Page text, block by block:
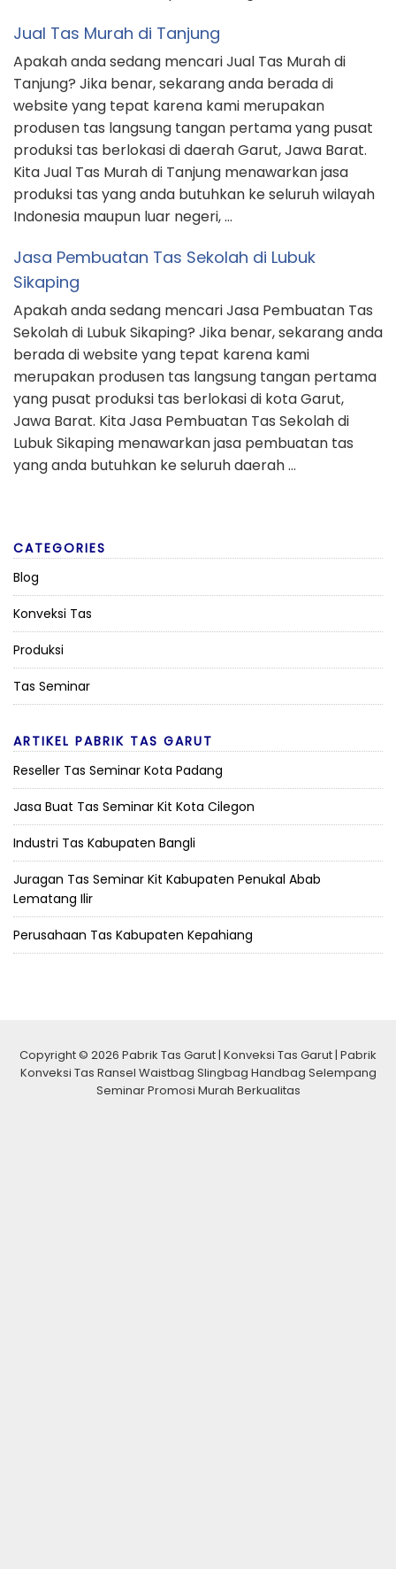
Jual Tas Murah di Tanjung
Apakah anda sedang mencari Jual Tas Murah di
Tanjung? Jika benar, sekarang anda berada di
website yang tepat karena kami merupakan
produsen tas langsung tangan pertama yang pusat
produksi tas berlokasi di daerah Garut, Jawa Barat.
Kita Jual Tas Murah di Tanjung menawarkan jasa
produksi tas yang anda butuhkan ke seluruh wilayah
Indonesia maupun luar negeri, …
Jasa Pembuatan Tas Sekolah di Lubuk
Sikaping
Apakah anda sedang mencari Jasa Pembuatan Tas
Sekolah di Lubuk Sikaping? Jika benar, sekarang anda
berada di website yang tepat karena kami
merupakan produsen tas langsung tangan pertama
yang pusat produksi tas berlokasi di kota Garut,
Jawa Barat. Kita Jasa Pembuatan Tas Sekolah di
Lubuk Sikaping menawarkan jasa pembuatan tas
yang anda butuhkan ke seluruh daerah …
CATEGORIES
Blog
Konveksi Tas
Produksi
Tas Seminar
ARTIKEL PABRIK TAS GARUT
Reseller Tas Seminar Kota Padang
Jasa Buat Tas Seminar Kit Kota Cilegon
Industri Tas Kabupaten Bangli
Juragan Tas Seminar Kit Kabupaten Penukal Abab
Lematang Ilir
Perusahaan Tas Kabupaten Kepahiang
Copyright © 2026 Pabrik Tas Garut | Konveksi Tas Garut | Pabrik
Konveksi Tas Ransel Waistbag Slingbag Handbag Selempang
Seminar Promosi Murah Berkualitas